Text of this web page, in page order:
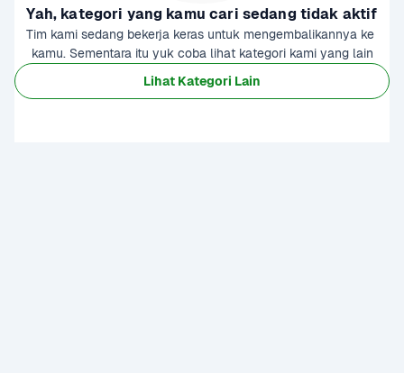
Yah, kategori yang kamu cari sedang tidak aktif
Tim kami sedang bekerja keras untuk mengembalikannya ke
kamu. Sementara itu yuk coba lihat kategori kami yang lain
Lihat Kategori Lain